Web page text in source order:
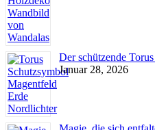
Der schützende
Januar 28, 2026